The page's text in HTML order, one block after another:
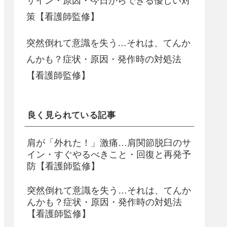
策【看護師監修】
突然倒れて意識を失う…それは、てんか
んかも？症状・原因・発作時の対処法
【看護師監修】
良く見られている記事
肩が「外れた！」激痛…肩関節脱臼のサ
イン・すぐやるべきこと・回復と再発予
防【看護師監修】
突然倒れて意識を失う…それは、てんか
んかも？症状・原因・発作時の対処法
【看護師監修】